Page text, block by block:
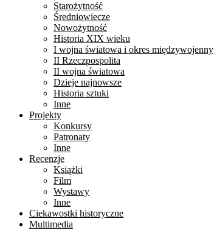
Starożytność
Średniowiecze
Nowożytność
Historia XIX wieku
I wojna światowa i okres międzywojenny
II Rzeczpospolita
II wojna światowa
Dzieje najnowsze
Historia sztuki
Inne
Projekty
Konkursy
Patronaty
Inne
Recenzje
Książki
Film
Wystawy
Inne
Ciekawostki historyczne
Multimedia